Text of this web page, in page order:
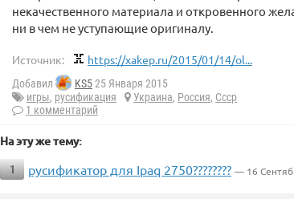
некачественного материала и откровенного
ни в чем не уступающие оригиналу.
Источник: https://xakep.ru/2015/01/14/ol...
Добавил KS525 Января 2015
игры, русификация Украина, Россия, Ссср
1 комментарий
На эту же тему:
1 русификатор для Ipaq 2750???????? — 16